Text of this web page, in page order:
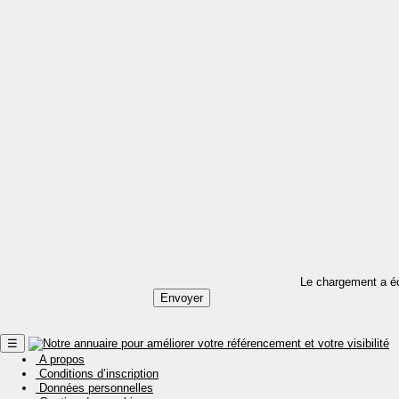
Le chargement a
☰
A propos
Conditions d’inscription
Données personnelles